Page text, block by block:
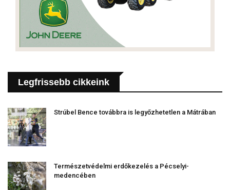
Legfrissebb cikkeink
Strúbel Bence továbbra is legyőzhetetlen a Mátrában
Természetvédelmi erdőkezelés a Pécselyi-
medencében